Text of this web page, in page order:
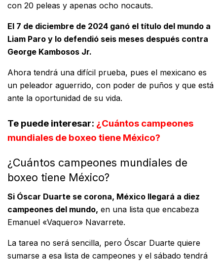
con 20 peleas y apenas ocho nocauts.
El 7 de diciembre de 2024 ganó el título del mundo a
Liam Paro y lo defendió seis meses después contra
George Kambosos Jr.
Ahora tendrá una difícil prueba, pues el mexicano es
un peleador aguerrido, con poder de puños y que está
ante la oportunidad de su vida.
Te puede interesar: ¿Cuántos campeones
mundiales de boxeo tiene México?
¿Cuántos campeones mundiales de
boxeo tiene México?
Si Óscar Duarte se corona, México llegará a diez
campeones del mundo, en una lista que encabeza
Emanuel «Vaquero» Navarrete.
La tarea no será sencilla, pero Óscar Duarte quiere
sumarse a esa lista de campeones y el sábado tendrá